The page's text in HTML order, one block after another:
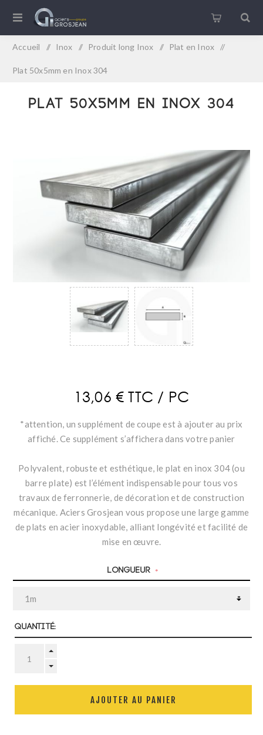
Accueil / Inox / Produit long Inox / Plat en Inox /
Plat 50x5mm en Inox 304
Plat 50x5mm en Inox 304
13,06 € TTC / PC
*attention, un supplément de coupe est à ajouter au prix
affiché. Ce supplément s’affichera dans votre panier
Polyvalent, robuste et esthétique, le plat en inox 304 (ou
barre plate) est l’élément indispensable pour tous vos
travaux de ferronnerie, de décoration et de construction
mécanique. Aciers Grosjean vous propose une large gamme
de plats en acier inoxydable, alliant longévité et facilité de
mise en œuvre.
Longueur *
Quantité:
AJOUTER AU PANIER